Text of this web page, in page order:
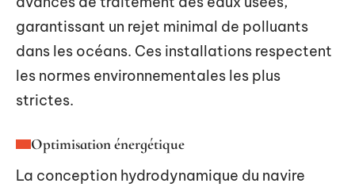
garantissant un rejet minimal de polluants
dans les océans. Ces installations respectent
les normes environnementales les plus
strictes.
Optimisation énergétique
La conception hydrodynamique du navire